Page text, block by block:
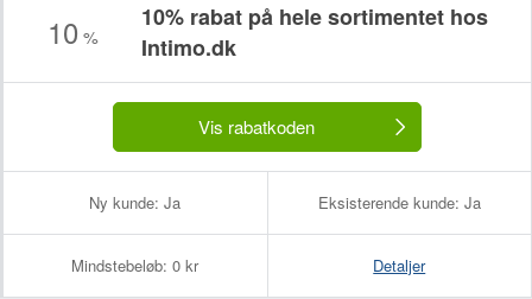
10 %
10% rabat på hele sortimentet hos
Intimo.dk
Vis rabatkoden
Ny kunde: Ja Eksisterende kunde: Ja
Mindstebeløb: 0 kr Detaljer